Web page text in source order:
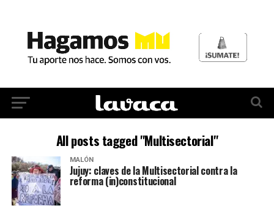
All posts tagged "Multisectorial"
MALÓN
Jujuy: claves de la Multisectorial contra la
reforma (in)constitucional